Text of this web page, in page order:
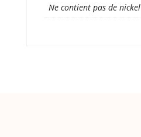
Ne contient pas de nickel